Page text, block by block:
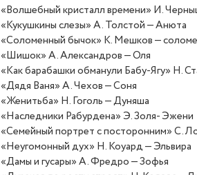
«Волшебный кристалл времени» И.
«Кукушкины слезы» А. Толстой — Анюта
«Соломенный бычок» К. Мешков —
«Шишок» А. Александров — Оля
«Как барабашки обманули Бабу-Ягу» Н.
«Дядя Ваня» А. Чехов — Соня
«Женитьба» Н. Гоголь — Дуняша
«Наследники Рабурдена» Э. Золя- Эжени
«Семейный портрет с посторонним» С.
«Неугомонный дух» Н. Коуард — Эльвира
«Дамы и гусары» А. Фредро — Зофья